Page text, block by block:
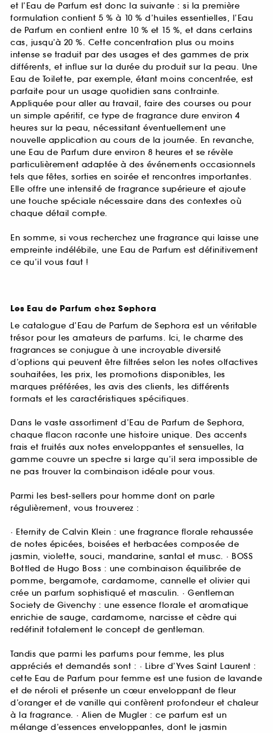
et l’Eau de Parfum est donc la suivante : si la première
formulation contient 5 % à 10 % d’huiles essentielles, l’Eau
de Parfum en contient entre 10 % et 15 %, et dans certains
cas, jusqu’à 20 %. Cette concentration plus ou moins
intense se traduit par des usages et des gammes de prix
différents, et influe sur la durée du produit sur la peau. Une
Eau de Toilette, par exemple, étant moins concentrée, est
parfaite pour un usage quotidien sans contrainte.
Appliquée pour aller au travail, faire des courses ou pour
un simple apéritif, ce type de fragrance dure environ 4
heures sur la peau, nécessitant éventuellement une
nouvelle application au cours de la journée. En revanche,
une Eau de Parfum dure environ 8 heures et se révèle
particulièrement adaptée à des événements occasionnels
tels que fêtes, sorties en soirée et rencontres importantes.
Elle offre une intensité de fragrance supérieure et ajoute
une touche spéciale nécessaire dans des contextes où
chaque détail compte.
En somme, si vous recherchez une fragrance qui laisse une
empreinte indélébile, une Eau de Parfum est définitivement
ce qu’il vous faut !
Les Eau de Parfum chez Sephora
Le catalogue d’Eau de Parfum de Sephora est un véritable
trésor pour les amateurs de parfums. Ici, le charme des
fragrances se conjugue à une incroyable diversité
d’options qui peuvent être filtrées selon les notes olfactives
souhaitées, les prix, les promotions disponibles, les
marques préférées, les avis des clients, les différents
formats et les caractéristiques spécifiques.
Dans le vaste assortiment d’Eau de Parfum de Sephora,
chaque flacon raconte une histoire unique. Des accents
frais et fruités aux notes enveloppantes et sensuelles, la
gamme couvre un spectre si large qu’il sera impossible de
ne pas trouver la combinaison idéale pour vous.
Parmi les best-sellers pour homme dont on parle
régulièrement, vous trouverez :
· Eternity de Calvin Klein : une fragrance florale rehaussée
de notes épicées, boisées et herbacées composée de
jasmin, violette, souci, mandarine, santal et musc. · BOSS
Bottled de Hugo Boss : une combinaison équilibrée de
pomme, bergamote, cardamome, cannelle et olivier qui
crée un parfum sophistiqué et masculin. · Gentleman
Society de Givenchy : une essence florale et aromatique
enrichie de sauge, cardamome, narcisse et cèdre qui
redéfinit totalement le concept de gentleman.
Tandis que parmi les parfums pour femme, les plus
appréciés et demandés sont : · Libre d’Yves Saint Laurent :
cette Eau de Parfum pour femme est une fusion de lavande
et de néroli et présente un cœur enveloppant de fleur
d’oranger et de vanille qui confèrent profondeur et chaleur
à la fragrance. · Alien de Mugler : ce parfum est un
mélange d’essences enveloppantes, dont le jasmin